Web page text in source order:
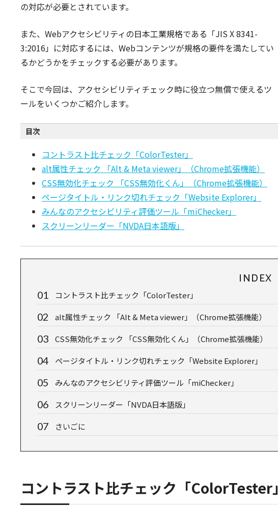
の対応が必要とされています。
また、Webアクセシビリティの日本工業規格である「JIS X 8341-
3:2016」に対応するには、Webコンテンツが規格の要件を満たしてい
るかどうかをチェックする必要があります。
そこで今回は、アクセシビリティチェック時に役立つ無償で使えるツ
ールをいくつかご紹介します。
目次
コントラスト比チェック「ColorTester」
alt属性チェック 「Alt & Meta viewer」（Chrome拡張機能）
CSS無効化チェック 「CSS無効化くん」（Chrome拡張機能）
ページタイトル・リンク切れチェック「Website Explorer」
みんなのアクセシビリティ評価ツール「miChecker」
スクリーンリーダー「NVDA日本語版」
INDEX
コントラスト比チェック「ColorTester」
alt属性チェック 「Alt & Meta viewer」（Chrome拡張機能）
CSS無効化チェック 「CSS無効化くん」（Chrome拡張機能）
ページタイトル・リンク切れチェック「Website Explorer」
みんなのアクセシビリティ評価ツール「miChecker」
スクリーンリーダー「NVDA日本語版」
さいごに
コントラスト比チェック「ColorTester」